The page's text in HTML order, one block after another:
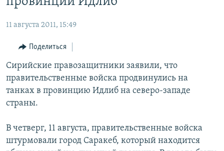
Вернутся
навигации
Вернутся
поиску
УЗБЕКИСТАН
ТАДЖИКИСТАН
ВОЙНА В УКРАИНЕ
НА ДРУГИХ ЯЗЫКАХ
ҚАЗАҚША
КЫРГЫЗЧА
ТОҶИКӢ
Все сайты РСЕ/РС
11 августа 2011, 15:49
Поделиться
Сирийские правозащитники заявили, что
правительственные войска продвинулись на
танках в провинцию Идлиб на северо-западе
страны.
В четверг, 11 августа, правительственные войска
штурмовали город Саракеб, который находится